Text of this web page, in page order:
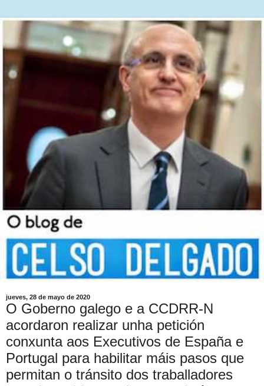
jueves, 28 de mayo de 2020
O Goberno galego e a CCDRR-N
acordaron realizar unha petición
conxunta aos Executivos de España e
Portugal para habilitar máis pasos que
permitan o tránsito dos traballadores